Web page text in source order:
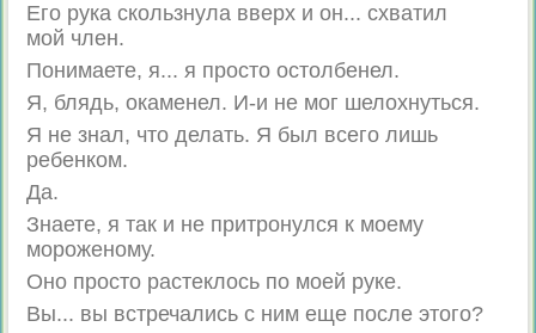
Его рука скользнула вверх и он... схватил
мой член.
Понимаете, я... я просто остолбенел.
Я, блядь, окаменел. И-и не мог шелохнуться.
Я не знал, что делать. Я был всего лишь
ребенком.
Да.
Знаете, я так и не притронулся к моему
мороженому.
Оно просто растеклось по моей руке.
Вы... вы встречались с ним еще после этого?